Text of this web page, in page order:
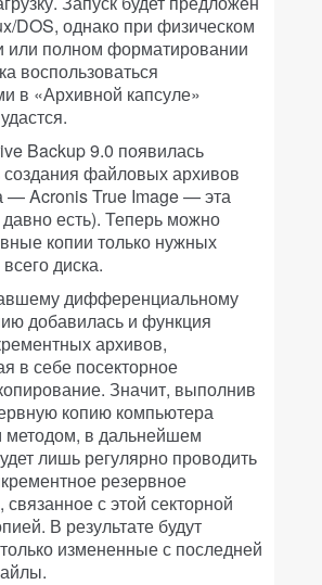
DOS, однако при физическом
или полном форматировании
воспользоваться
в «Архивной капсуле»
Backup 9.0 появилась
создания файловых архивов
— Acronis True Image — эта
есть). Теперь можно
копии только нужных
диска.
дифференциальному
добавилась и функция
архивов,
в себе посекторное
Значит, выполнив
копию компьютера
методом, в дальнейшем
лишь регулярно проводить
резервное
с этой секторной
В результате будут
измененные с последней